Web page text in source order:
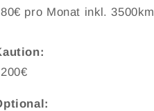
pro Monat inkl. 3500km